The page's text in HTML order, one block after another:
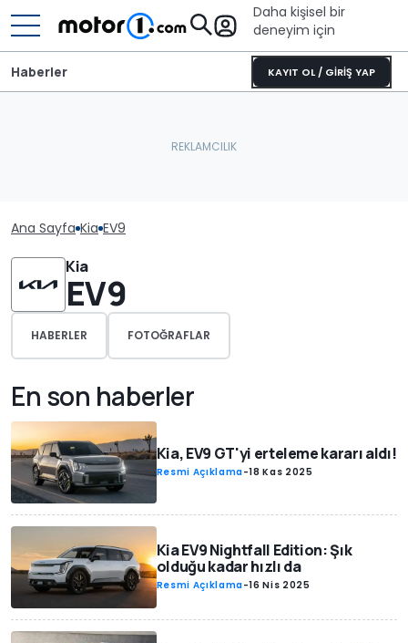
Daha kişisel bir
deneyim için
KAYIT OL / GİRİŞ YAP
Haberler
Ana Sayfa Kia EV9
Kia
EV9
HABERLER FOTOĞRAFLAR
En son haberler
Kia, EV9 GT'yi erteleme kararı aldı!
Resmi Açıklama-18 Kas 2025
Kia EV9 Nightfall Edition: Şık
olduğu kadar hızlı da
Resmi Açıklama-16 Nis 2025